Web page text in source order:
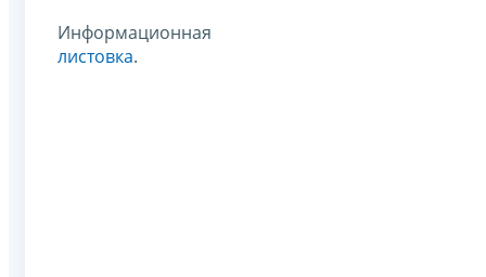
Информационная
листовка.